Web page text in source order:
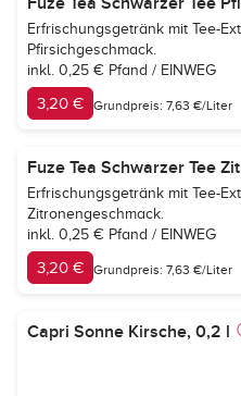
Erfrischungsgetränk mit Tee-
Pfirsichgeschmack.
inkl. 0,25 € Pfand / EINWEG
3,20 € Grundpreis: 7,63 €/Liter
Fuze Tea Schwarzer Tee
Erfrischungsgetränk mit Tee-
Zitronengeschmack.
inkl. 0,25 € Pfand / EINWEG
3,20 € Grundpreis: 7,63 €/Liter
Capri Sonne Kirsche, 0,2 l